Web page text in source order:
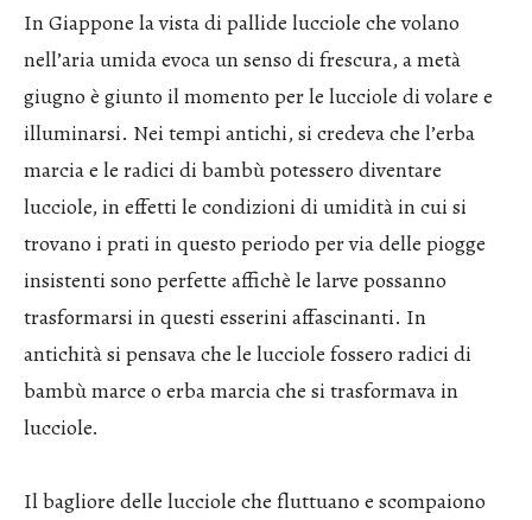
In Giappone la vista di pallide lucciole che volano
nell’aria umida evoca un senso di frescura, a metà
giugno è giunto il momento per le lucciole di volare e
illuminarsi. Nei tempi antichi, si credeva che l’erba
marcia e le radici di bambù potessero diventare
lucciole, in effetti le condizioni di umidità in cui si
trovano i prati in questo periodo per via delle piogge
insistenti sono perfette affichè le larve possanno
trasformarsi in questi esserini affascinanti. In
antichità si pensava che le lucciole fossero radici di
bambù marce o erba marcia che si trasformava in
lucciole.
Il bagliore delle lucciole che fluttuano e scompaiono